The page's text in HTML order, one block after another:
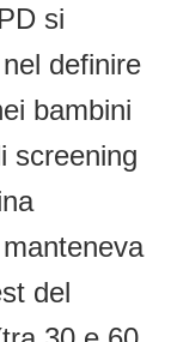
si
definire
bambini
screening
del